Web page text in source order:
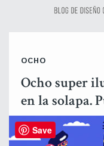
OCHO
Ocho super
en la solapa.
Save